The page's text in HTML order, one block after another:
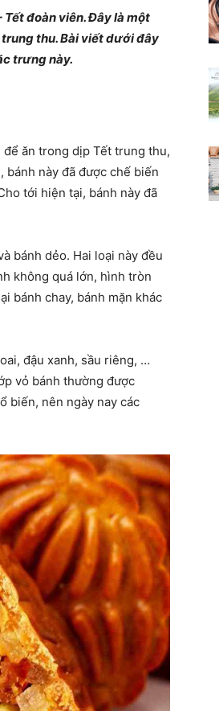
Thư
viện
kiến
thức
online
đoàn viên. Đây là một
thu. Bài viết dưới đây
trưng này.
ăn trong dịp Tết trung thu,
bánh này đã được chế biến
tới hiện tại, bánh này đã
bánh dẻo. Hai loại này đều
không quá lớn, hình tròn
bánh chay, bánh mặn khác
đậu xanh, sầu riêng, …
vỏ bánh thường được
biến, nên ngày nay các